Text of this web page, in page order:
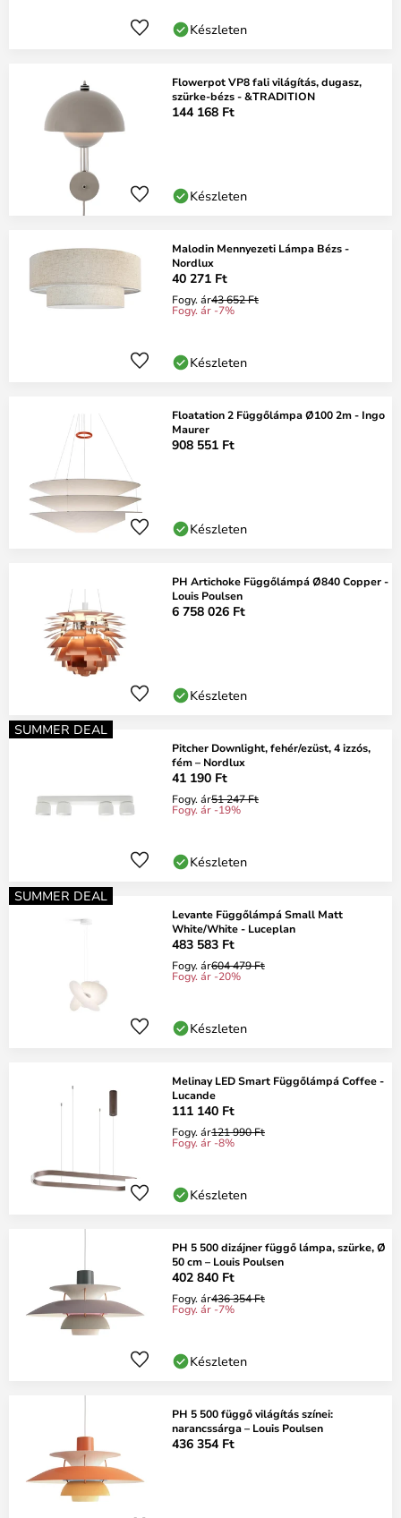
Készleten
Flowerpot VP8 fali világítás, dugasz,
szürke-bézs - &TRADITION
144 168 Ft
Készleten
Malodin Mennyezeti Lámpa Bézs -
Nordlux
40 271 Ft
Fogy. ár43 652 Ft
Fogy. ár -7%
Készleten
Floatation 2 Függőlámpa Ø100 2m - Ingo
Maurer
908 551 Ft
Készleten
PH Artichoke Függőlámpá Ø840 Copper -
Louis Poulsen
6 758 026 Ft
Készleten
SUMMER DEAL
Pitcher Downlight, fehér/ezüst, 4 izzós,
fém – Nordlux
41 190 Ft
Fogy. ár51 247 Ft
Fogy. ár -19%
Készleten
SUMMER DEAL
Levante Függőlámpá Small Matt
White/White - Luceplan
483 583 Ft
Fogy. ár604 479 Ft
Fogy. ár -20%
Készleten
Melinay LED Smart Függőlámpá Coffee -
Lucande
111 140 Ft
Fogy. ár121 990 Ft
Fogy. ár -8%
Készleten
PH 5 500 dizájner függő lámpa, szürke, Ø
50 cm – Louis Poulsen
402 840 Ft
Fogy. ár436 354 Ft
Fogy. ár -7%
Készleten
PH 5 500 függő világítás színei:
narancssárga – Louis Poulsen
436 354 Ft